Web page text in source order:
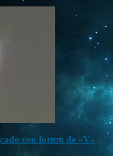
con forma de «V»